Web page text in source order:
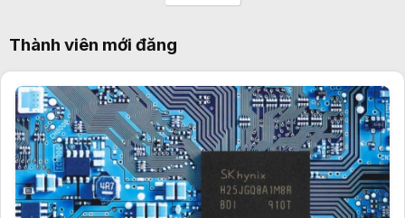
Thành viên mới đăng